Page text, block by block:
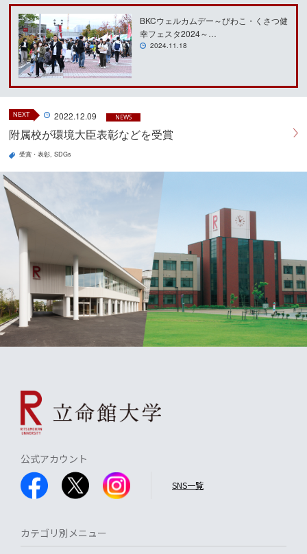
BKCウェルカムデー～びわこ・くさつ健
幸フェスタ2024～…
2024.11.18
NEXT 2022.12.09 NEWS
附属校が環境大臣表彰などを受賞
受賞・表彰 SDGs
公式アカウント
SNS一覧
カテゴリ別メニュー